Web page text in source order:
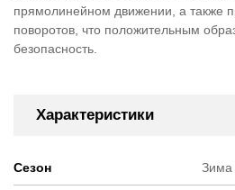
прямолинейном движении, а также
поворотов, что положительным
безопасность.
Характеристики
Сезон Зима